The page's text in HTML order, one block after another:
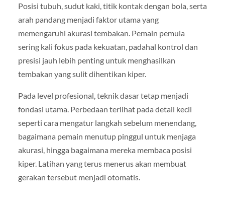
Posisi tubuh, sudut kaki, titik kontak dengan bola, serta
arah pandang menjadi faktor utama yang
memengaruhi akurasi tembakan. Pemain pemula
sering kali fokus pada kekuatan, padahal kontrol dan
presisi jauh lebih penting untuk menghasilkan
tembakan yang sulit dihentikan kiper.
Pada level profesional, teknik dasar tetap menjadi
fondasi utama. Perbedaan terlihat pada detail kecil
seperti cara mengatur langkah sebelum menendang,
bagaimana pemain menutup pinggul untuk menjaga
akurasi, hingga bagaimana mereka membaca posisi
kiper. Latihan yang terus menerus akan membuat
gerakan tersebut menjadi otomatis.